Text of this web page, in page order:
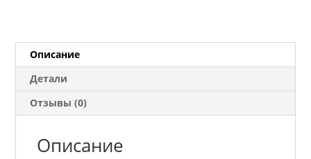
17.14
темный
22x2
Описание
Детали
Отзывы (0)
Описание